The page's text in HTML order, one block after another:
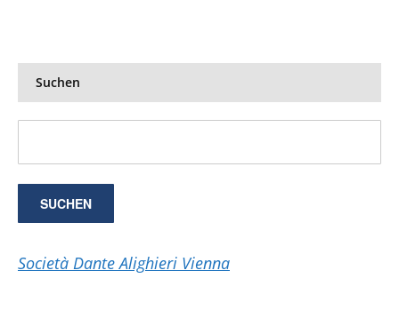
Suchen
Società Dante Alighieri Vienna